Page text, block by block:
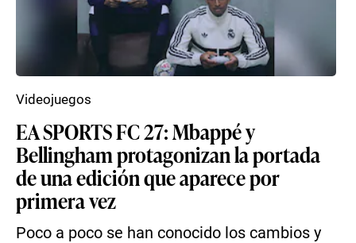
EA SPORTS FC 27: Mbappé y
Bellingham protagonizan la portada
de una edición que aparece por
primera vez
Poco a poco se han conocido los cambios y
Videojuegos